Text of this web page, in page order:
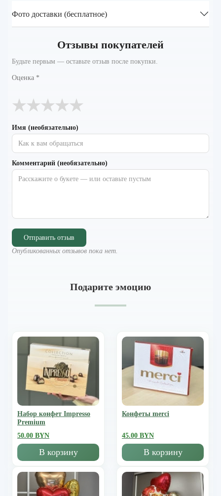
Фото доставки (бесплатное)
Отзывы покупателей
Будьте первым — оставьте отзыв после покупки.
Оценка *
★
★
★
★
★
Имя (необязательно)
Комментарий (необязательно)
Отправить отзыв
Опубликованных отзывов пока нет.
Подарите эмоцию
Набор конфет Impresso
Premium
50.00 BYN
В корзину
Конфеты merci
45.00 BYN
В корзину